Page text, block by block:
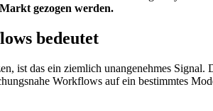
gezogen werden.
bedeutet
ist das ein ziemlich unangenehmes Signal.
Workflows auf ein bestimmtes